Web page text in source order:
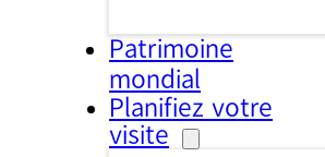
Patrimoine
mondial
Planifiez votre
visite